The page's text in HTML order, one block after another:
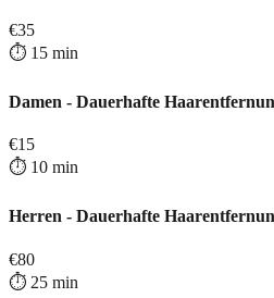
€35
⏱️ 15 min
Damen - Dauerhafte
€15
⏱️ 10 min
Herren - Dauerhafte
€80
⏱️ 25 min